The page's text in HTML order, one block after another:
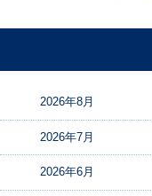
2026年8月
2026年7月
2026年6月